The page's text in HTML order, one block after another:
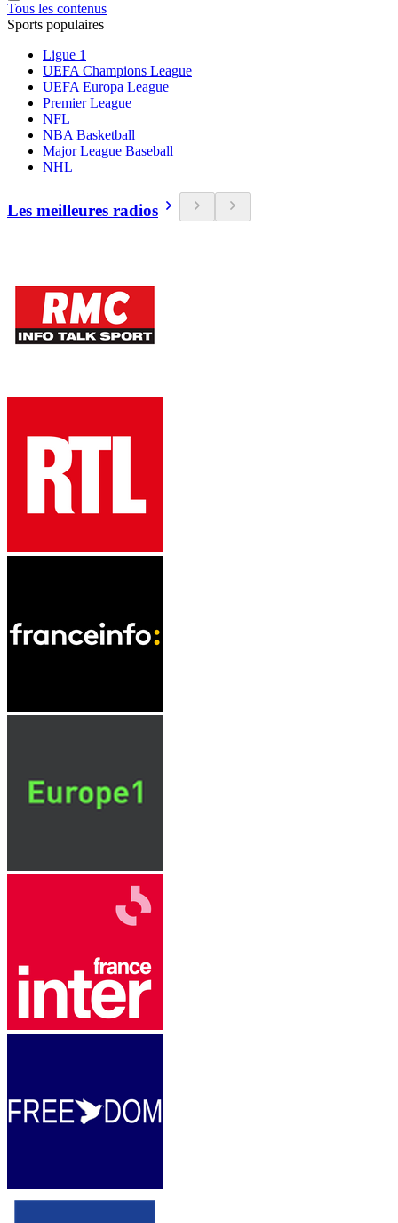
Tous les contenus
Sports populaires
Ligue 1
UEFA Champions League
UEFA Europa League
Premier League
NFL
NBA Basketball
Major League Baseball
NHL
Les meilleures radios